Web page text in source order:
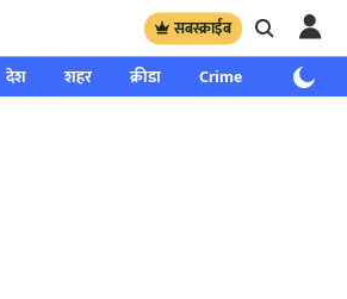
सबस्क्राईब
देश शहर क्रीडा Crime साप्ताहिक